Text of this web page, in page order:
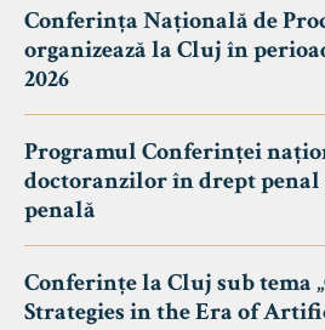
Conferința Națională de
organizează la Cluj în
2026
Programul Conferinței
doctoranzilor în drept penal
penală
Conferințe la Cluj sub tema
Strategies in the Era of